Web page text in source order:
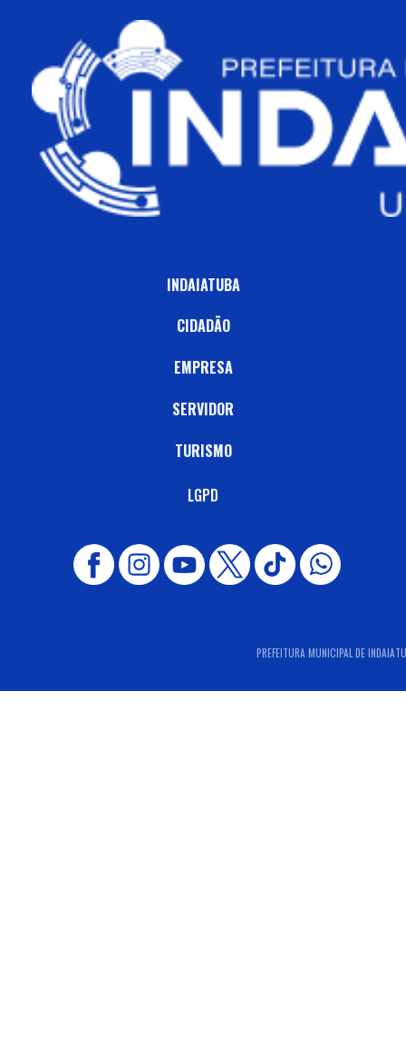
INDAIATUBA
CIDADÃO
EMPRESA
SERVIDOR
TURISMO
LGPD
PREFEITURA MUNICIPAL DE